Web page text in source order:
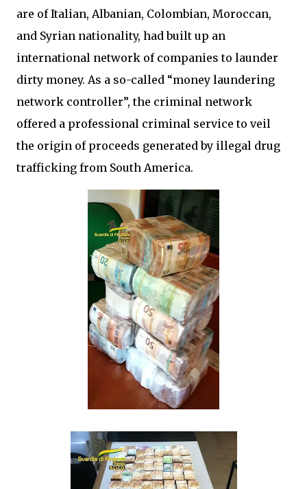
are of Italian, Albanian, Colombian, Moroccan,
and Syrian nationality, had built up an
international network of companies to launder
dirty money. As a so-called “money laundering
network controller”, the criminal network
offered a professional criminal service to veil
the origin of proceeds generated by illegal drug
trafficking from South America.